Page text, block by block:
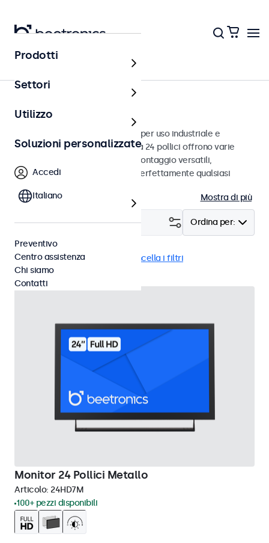
Monitor
Monitor da 24 pollici
Monitor da 24 pollici progettati per uso industriale e
commerciale. Questi monitor da 24 pollici offrono varie
connessioni video e opzioni di montaggio versatili,
consentendo loro di integrarsi perfettamente qualsiasi
Mostra di più
Ordina per:
Filtro (1)
Monitor 24 pollici Cancella i filtri
Monitor 24 Pollici Metallo
Articolo: 24HD7M
100+ pezzi disponibili
Prodotti
Settori
Utilizzo
Soluzioni personalizzate
Accedi
Italiano
Preventivo
Centro assistenza
Chi siamo
Contatti